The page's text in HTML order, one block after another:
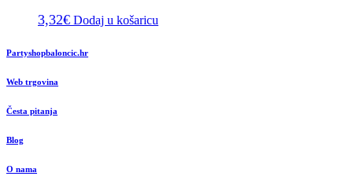
3,32€ Dodaj u košaricu
Partyshopbaloncic.hr
Web trgovina
Česta pitanja
Blog
O nama